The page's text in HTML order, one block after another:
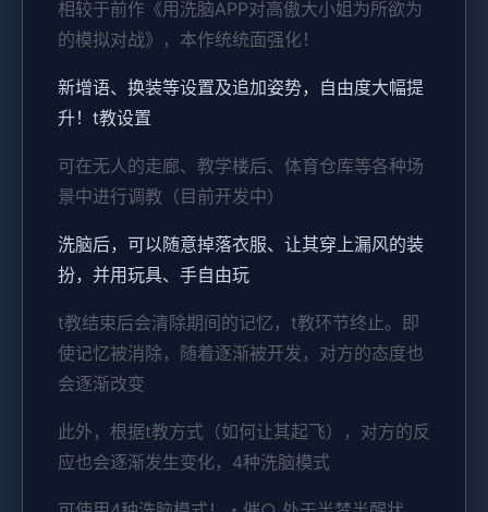
相较于前作《用洗脑APP对高傲大小姐为所欲为
的模拟对战》，本作统统面强化！
新增语、换装等设置及追加姿势，自由度大幅提
升！t教设置
可在无人的走廊、教学楼后、体育仓库等各种场
景中进行调教（目前开发中）
洗脑后，可以随意掉落衣服、让其穿上漏风的装
扮，并用玩具、手自由玩
t教结束后会清除期间的记忆，t教环节终止。即
使记忆被消除，随着逐渐被开发，对方的态度也
会逐渐改变
此外，根据t教方式（如何让其起飞），对方的反
应也会逐渐发生变化，4种洗脑模式